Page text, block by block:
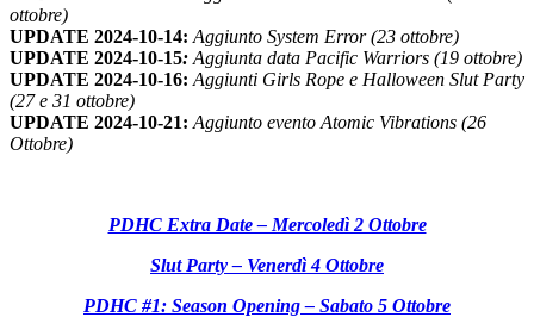
ottobre)
UPDATE 2024-10-14: Aggiunto System Error (23 ottobre)
UPDATE 2024-10-15: Aggiunta data Pacific Warriors (19 ottobre)
UPDATE 2024-10-16: Aggiunti Girls Rope e Halloween Slut Party
(27 e 31 ottobre)
UPDATE 2024-10-21: Aggiunto evento Atomic Vibrations (26
Ottobre)
PDHC Extra Date – Mercoledì 2 Ottobre
Slut Party – Venerdì 4 Ottobre
PDHC #1: Season Opening – Sabato 5 Ottobre